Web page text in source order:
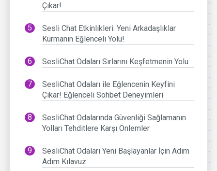
Çıkar!
Sesli Chat Etkinlikleri: Yeni Arkadaşlıklar
Kurmanın Eğlenceli Yolu!
SesliChat Odaları Sırlarını Keşfetmenin Yolu
SesliChat Odaları ile Eğlencenin Keyfini
Çıkar! Eğlenceli Sohbet Deneyimleri
SesliChat Odalarında Güvenliği Sağlamanın
Yolları Tehditlere Karşı Önlemler
SesliChat Odaları Yeni Başlayanlar İçin Adım
Adım Kılavuz